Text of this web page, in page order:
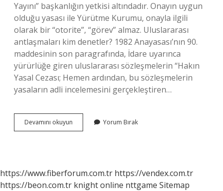
Yayını” başkanlığın yetkisi altındadır. Onayın uygun
olduğu yasası ile Yürütme Kurumu, onayla ilgili
olarak bir “otorite”, “görev” almaz. Uluslararası
antlaşmaları kim denetler? 1982 Anayasası’nın 90.
maddesinin son paragrafında, İdare uyarınca
yürürlüğe giren uluslararası sözleşmelerin “Hakın
Yasal Cezası; Hemen ardından, bu sözleşmelerin
yasaların adli incelemesini gerçekleştiren…
Devamını okuyun Antlaşmaları
Kim
Yorum Bırak
https://www.fiberforum.com.tr https://vendex.com.tr
https://beon.com.tr knight online nttgame Sitemap